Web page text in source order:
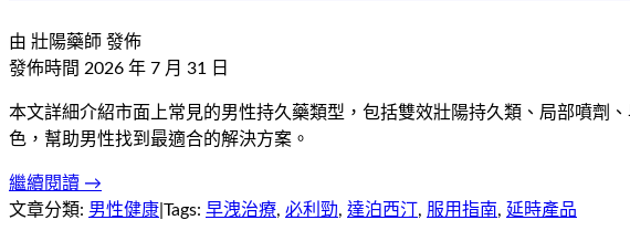
由 壯陽藥師 發佈
發佈時間 2026 年 7 月 31 日
本文詳細介紹市面上常見的男性持久藥類型，包括雙效壯陽持久類、局部噴劑
色，幫助男性找到最適合的解決方案。
繼續閱讀 →
文章分類: 男性健康 Tags: 早洩治療, 必利勁, 達泊西汀 , 服用指南, 延時產品